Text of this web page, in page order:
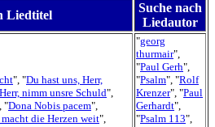
Liedtitel
Suche nach
Liedautor
", "Du hast uns, Herr,
nimm unsre Schuld",
"Dona Nobis pacem",
die Herzen weit",
"georg
thurmair",
"Paul Gerh",
"Psalm", "Rolf
Krenzer", "Paul
Gerhardt",
"Psalm 113",